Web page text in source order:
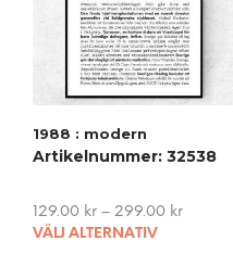
1988 : modern
Artikelnummer: 32538
129.00 kr – 299.00 kr
VÄLJ ALTERNATIV